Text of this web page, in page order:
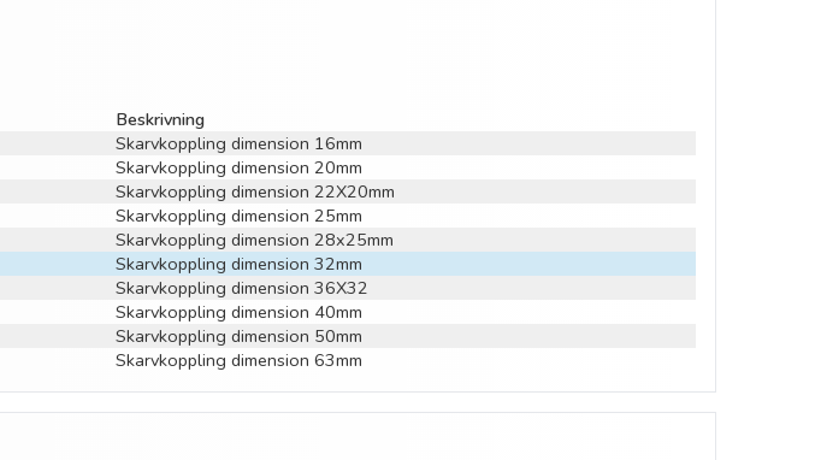
Beskrivning
Skarvkoppling dimension 16mm
Skarvkoppling dimension 20mm
Skarvkoppling dimension 22X20mm
Skarvkoppling dimension 25mm
Skarvkoppling dimension 28x25mm
Skarvkoppling dimension 32mm
Skarvkoppling dimension 36X32
Skarvkoppling dimension 40mm
Skarvkoppling dimension 50mm
Skarvkoppling dimension 63mm